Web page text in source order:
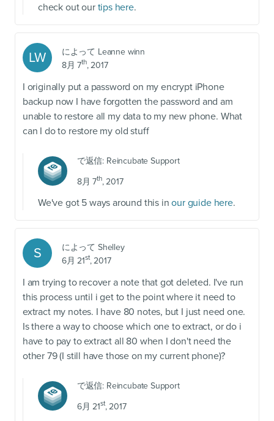
check out our tips here.
LW によって Leanne winn
8月 7th, 2017
I originally put a password on my encrypt iPhone
backup now I have forgotten the password and am
unable to restore all my data to my new phone. What
can I do to restore my old stuff
で返信: Reincubate Support
8月 7th, 2017
We've got 5 ways around this inour guide here.
S によって Shelley
6月 21st, 2017
I am trying to recover a note that got deleted. I've run
this process until i get to the point where it need to
extract my notes. I have 80 notes, but I just need one.
Is there a way to choose which one to extract, or do i
have to pay to extract all 80 when I don't need the
other 79 (I still have those on my current phone)?
で返信: Reincubate Support
6月 21st, 2017